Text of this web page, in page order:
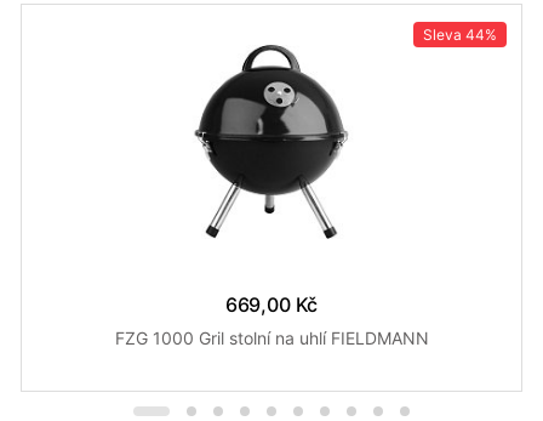
Sleva 44%
669,00 Kč
FZG 1000 Gril stolní na uhlí FIELDMANN